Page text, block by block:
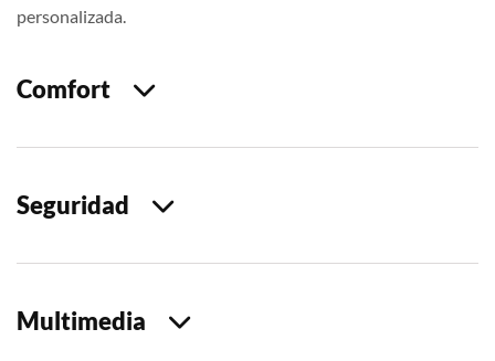
personalizada.
Comfort
Seguridad
Multimedia